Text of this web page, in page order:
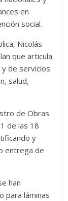
en
social.
Nicolás
que articula
de servicios
salud,
de Obras
de las 18
y
entrega de
han
para láminas